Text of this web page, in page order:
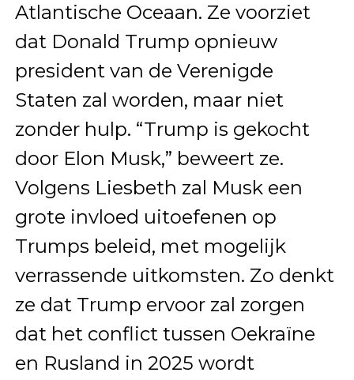
Atlantische Oceaan. Ze voorziet
dat Donald Trump opnieuw
president van de Verenigde
Staten zal worden, maar niet
zonder hulp. “Trump is gekocht
door Elon Musk,” beweert ze.
Volgens Liesbeth zal Musk een
grote invloed uitoefenen op
Trumps beleid, met mogelijk
verrassende uitkomsten. Zo denkt
ze dat Trump ervoor zal zorgen
dat het conflict tussen Oekraïne
en Rusland in 2025 wordt